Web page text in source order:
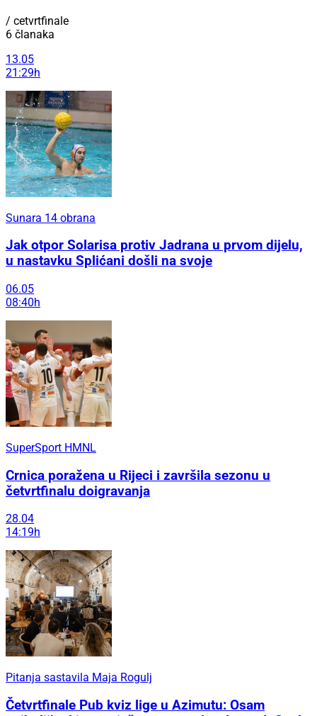
/ cetvrtfinale
6 članaka
13.05
21:29h
Sunara 14 obrana
Jak otpor Solarisa protiv Jadrana u prvom dijelu,
u nastavku Splićani došli na svoje
06.05
08:40h
SuperSport HMNL
Crnica poražena u Rijeci i završila sezonu u
četvrtfinalu doigravanja
28.04
14:19h
Pitanja sastavila Maja Rogulj
Četvrtfinale Pub kviz lige u Azimutu: Osam